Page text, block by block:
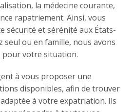
la médecine courante,
rapatriement. Ainsi, vous
sécurité et sérénité aux États-
seul ou en famille, nous avons
pour votre situation.
à vous proposer une
disponibles, afin de trouver
adaptée à votre expatriation. Ils